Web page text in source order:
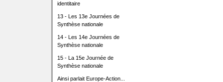
identitaire
13 - Les 13e Journées de
Synthèse nationale
14 - Les 14e Journées de
Synthèse nationale
15 - La 15e Journée de
Synthèse nationale
Ainsi parlait Europe-Action...